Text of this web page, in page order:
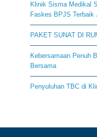
Klinik Sisma Medikal
Faskes BPJS Terbaik
PAKET SUNAT DI
Kebersamaan Penuh
Bersama
Penyuluhan TBC di